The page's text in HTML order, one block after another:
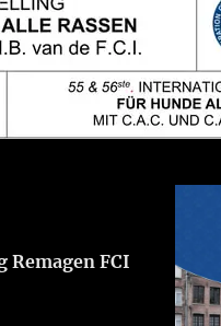
Remagen FCI